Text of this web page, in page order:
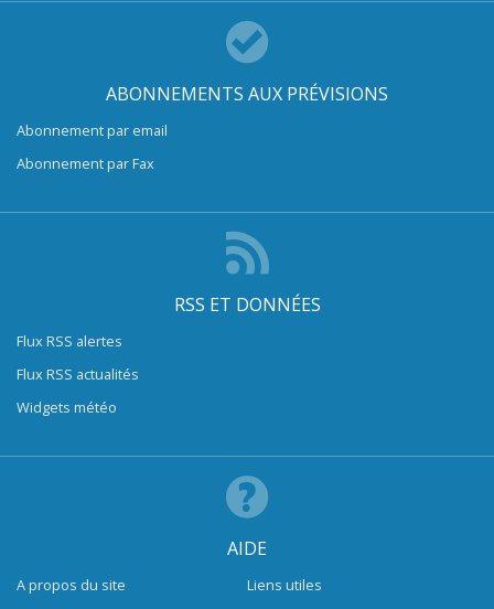
ABONNEMENTS AUX PRÉVISIONS
Abonnement par email
Abonnement par Fax
RSS ET DONNÉES
Flux RSS alertes
Flux RSS actualités
Widgets météo
AIDE
A propos du site
Liens utiles